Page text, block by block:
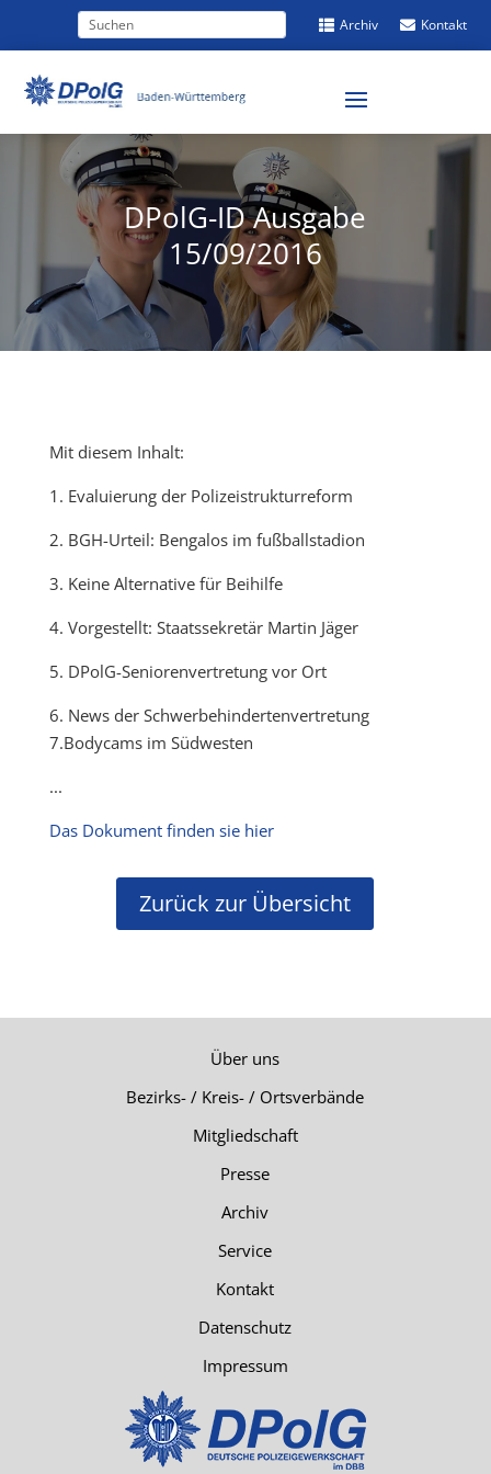
 Kontakt
 Archiv
DPolG-ID Ausgabe
15/09/2016
Mit diesem Inhalt:
1. Evaluierung der Polizeistrukturreform
2. BGH-Urteil: Bengalos im fußballstadion
3. Keine Alternative für Beihilfe
4. Vorgestellt: Staatssekretär Martin Jäger
5. DPolG-Seniorenvertretung vor Ort
6. News der Schwerbehindertenvertretung
7.Bodycams im Südwesten
...
Das Dokument finden sie hier
Zurück zur Übersicht
Über uns
Bezirks- / Kreis- / Ortsverbände
Mitgliedschaft
Presse
Archiv
Service
Kontakt
Datenschutz
Impressum